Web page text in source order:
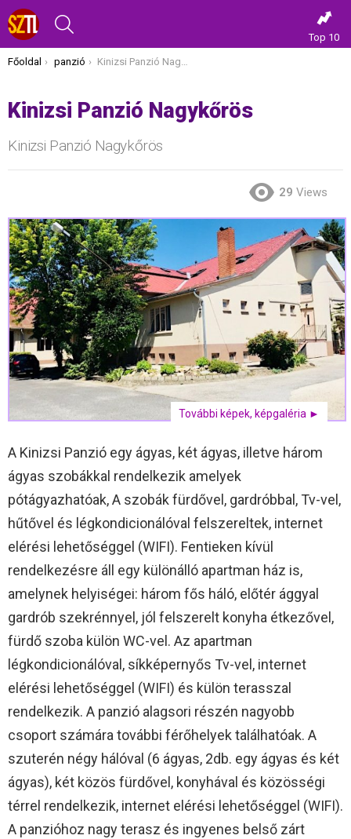
Top 10
Itt vagy most:
Főoldal panzió Kinizsi Panzió Nagykőrös
Kinizsi Panzió Nagykőrös
Kinizsi Panzió Nagykőrös
29 Views
További képek, képgaléria ►
A Kinizsi Panzió egy ágyas, két ágyas, illetve három
ágyas szobákkal rendelkezik amelyek
pótágyazhatóak, A szobák fürdővel, gardróbbal, Tv-vel,
hűtővel és légkondicionálóval felszereltek, internet
elérési lehetőséggel (WIFI). Fentieken kívül
rendelkezésre áll egy különálló apartman ház is,
amelynek helyiségei: három fős háló, előtér ággyal
gardrób szekrénnyel, jól felszerelt konyha étkezővel,
fürdő szoba külön WC-vel. Az apartman
légkondicionálóval, síkképernyős Tv-vel, internet
elérési lehetőséggel (WIFI) és külön terasszal
rendelkezik. A panzió alagsori részén nagyobb
csoport számára további férőhelyek találhatóak. A
szuterén négy hálóval (6 ágyas, 2db. egy ágyas és két
ágyas), két közös fürdővel, konyhával és közösségi
térrel rendelkezik, internet elérési lehetőséggel (WIFI).
A panzióhoz nagy terasz és ingyenes belső zárt